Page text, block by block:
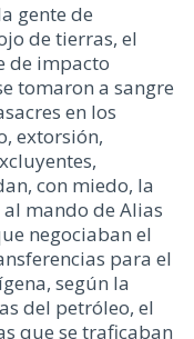
gente de
de tierras, el
de impacto
tomaron a sangre
en los
extorsión,
con miedo, la
mando de Alias
negociaban el
para el
según la
del petróleo, el
que se traficaban